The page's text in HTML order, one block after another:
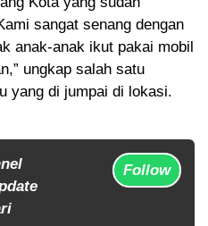
sangat senang dengan
anak-anak ikut pakai mobil
ungkap salah satu
yang di jumpai di lokasi.
Follow